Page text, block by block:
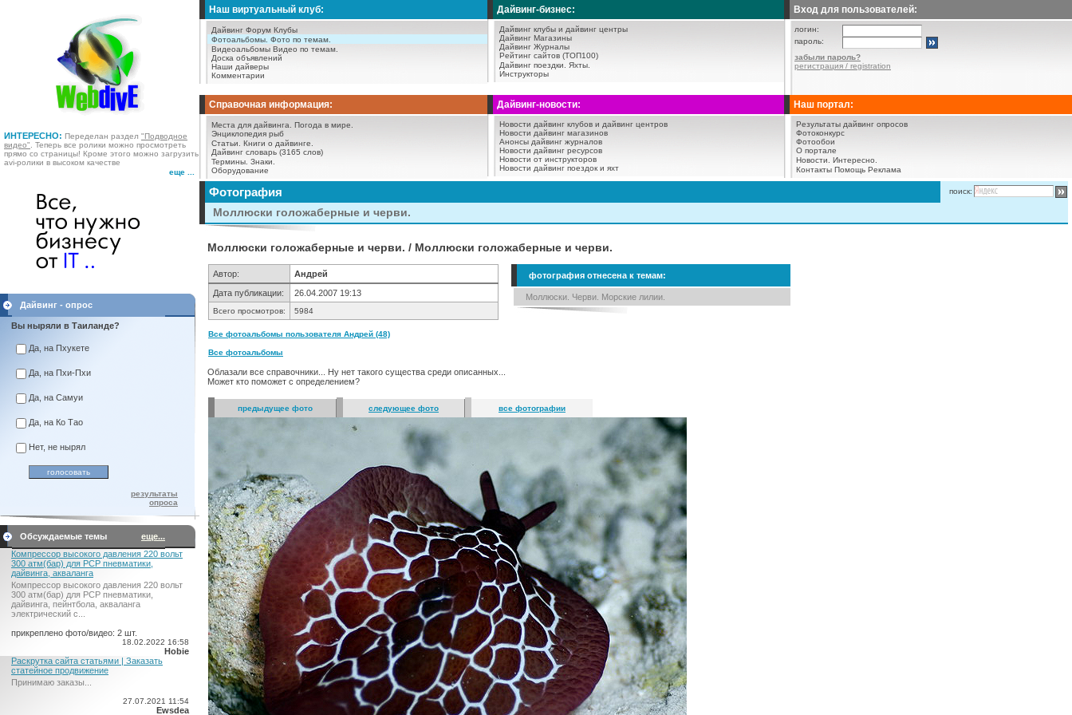
ИНТЕРЕСНО: Переделан раздел "Подводное
видео" . Теперь все ролики можно просмотреть
прямо со страницы! Кроме этого можно загрузить
avi-ролики в высоком качестве
еще ...
Наш виртуальный клуб:
Дайвинг Форум Клубы
Фотоальбомы. Фото по темам.
Видеоальбомы Видео по темам.
Доска объявлений
Наши дайверы
Комментарии
Дайвинг-бизнес:
Дайвинг клубы и дайвинг центры
Дайвинг Магазины
Дайвинг Журналы
Рейтинг сайтов (ТОП100)
Дайвинг поездки.
Яхты.
Инструкторы
Вход для пользователей:
логин:
пароль:
забыли пароль?
регистрация / registration
Справочная информация:
Места для дайвинга.
Погода в мире.
Энциклопедия рыб
Статьи.
Книги о дайвинге.
Дайвинг словарь (3165 слов)
Термины. Знаки.
Оборудование
Дайвинг-новости:
Новости дайвинг клубов и дайвинг центров
Новости дайвинг магазинов
Анонсы дайвинг журналов
Новости дайвинг ресурсов
Новости от инструкторов
Новости дайвинг поездок и яхт
Наш портал:
Результаты дайвинг опросов
Фотоконкурс
Фотообои
О портале
Новости.
Интересно.
Контакты Помощь Реклама
Дайвинг - опрос
Вы ныряли в Таиланде?
Да, на Пхукете
Да, на Пхи-Пхи
Да, на Самуи
Да, на Ко Тао
Нет, не нырял
результаты
опроса
Обсуждаемые темы
еще...
Компрессор высокого давления 220 вольт
300 атм(бар) для PCP пневматики,
дайвинга, акваланга
Компрессор высокого давления 220 вольт
300 атм(бар) для PCP пневматики,
дайвинга, пейнтбола, акваланга
электрический c...
прикреплено фото/видео: 2 шт.
18.02.2022 16:58
Hobie
Раскрутка сайта статьями | Заказать
статейное продвижение
Принимаю заказы...
27.07.2021 11:54
Ewsdea
Фотография поиск:
Моллюски голожаберные и черви.
Моллюски голожаберные и черви. / Моллюски голожаберные и черви.
Автор:
Андрей
Дата публикации:
26.04.2007 19:13
Всего просмотров: 5984
Все фотоальбомы пользователя Андрей (48)
Все фотоальбомы
фотография отнесена к темам:
Моллюски. Черви. Морские лилии.
Облазали все справочники... Ну нет такого существа среди описанных...
Может кто поможет с определением?
предыдущее фото следующее фото все фотографии